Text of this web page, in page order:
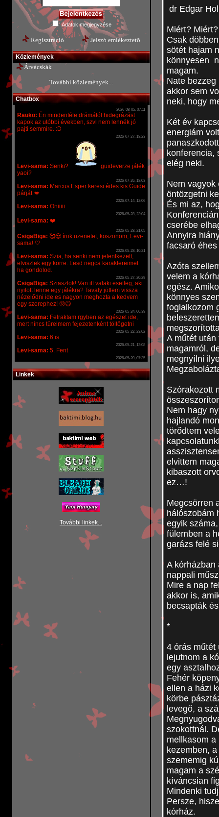
Kuroko no Basuke
Manga, PC és könyv
Naruto
Soul Eater
Togainu no Chi
Vampire Knight
Yaoi
Hentai
Inuyasha
Karácsony
Karácsonyi novellapályázat
Kuroko no Basuke
Naruto
Nem anime
Vampire Knight
Yaoi
Yuri
Adatok megjegyzése
Regisztráció Jelszó emlékeztetõ
Közlemények
Árvácskák
További közlemények...
Chatbox
Linkek
További linkek...
dr Edgar
Miért? Miért?
Csak
sötét hajam
könnyesen
magam.
Nate
akkor sem
neki, hogy
Két év
energiám
konferencia,
elég neki.
Nem vagyok
öntözgetni
És mi az,
cserébe
Annyira
facsaró
Azóta
velem a
egész.
könnyes
foglalkozom
A műtét
magamról,
megnyílni
Szórakozott
Nem hagy
hajlandó
törődtem
elvittem
kibaszott
ez…!
Megcsörren
hálószobám
egyik
fülemben a
garázs felé
A kórházban
nappali
Mire a nap
akkor is,
becsapták
*
4 órás műtét
lejutnom a
egy
Fehér
ellen a házi
körbe
levegő, a
szokottnál.
mellkasom
kezemben,
szememig
magam a
kíváncsian
Mindenki
Persze,
kórház.